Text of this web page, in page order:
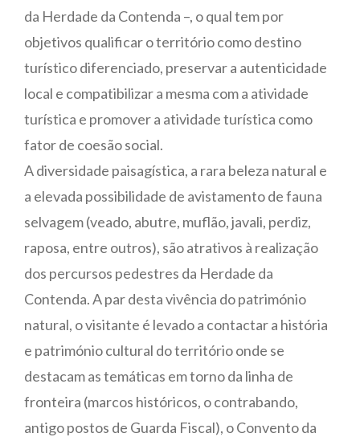
da Herdade da Contenda –, o qual tem por
objetivos qualificar o território como destino
turístico diferenciado, preservar a autenticidade
local e compatibilizar a mesma com a atividade
turística e promover a atividade turística como
fator de coesão social.
A diversidade paisagística, a rara beleza natural e
a elevada possibilidade de avistamento de fauna
selvagem (veado, abutre, muflão, javali, perdiz,
raposa, entre outros), são atrativos à realização
dos percursos pedestres da Herdade da
Contenda. A par desta vivência do património
natural, o visitante é levado a contactar a história
e património cultural do território onde se
destacam as temáticas em torno da linha de
fronteira (marcos históricos, o contrabando,
antigo postos de Guarda Fiscal), o Convento da